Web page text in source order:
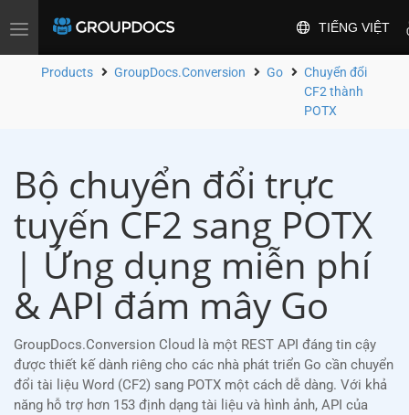
Toggle
TIẾNG VIỆT
Products GroupDocs.Conversion Go
Chuyển đổi
CF2 thành
POTX
Bộ chuyển đổi trực
tuyến CF2 sang POTX
| Ứng dụng miễn phí
& API đám mây Go
GroupDocs.Conversion Cloud là một REST API đáng tin cậy
được thiết kế dành riêng cho các nhà phát triển Go cần chuyển
đổi tài liệu Word (CF2) sang POTX một cách dễ dàng. Với khả
năng hỗ trợ hơn 153 định dạng tài liệu và hình ảnh, API của